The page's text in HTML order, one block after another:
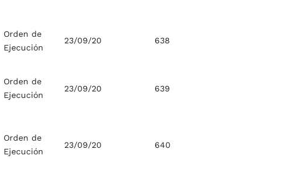
Orden de
Ejecución
23/09/20 638
Orden de
Ejecución
23/09/20 639
Orden de
Ejecución
23/09/20 640